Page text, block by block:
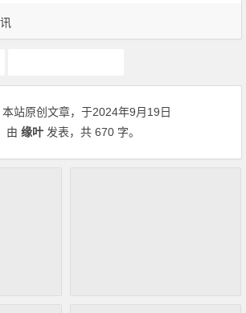
本站原创文章，于2024年9月19日
由缘叶 发表，共 670 字。